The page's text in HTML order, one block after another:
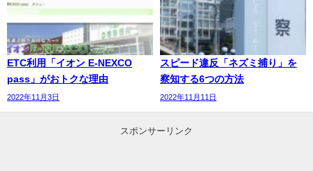
ETC利用「イオン E-NEXCO
pass」がおトクな理由
2022年11月3日
スピード違反「ネズミ捕り」を
察知する6つの方法
2022年11月11日
スポンサーリンク